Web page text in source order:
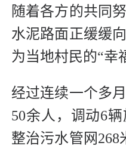
随着各方的共同
水泥路面正缓缓
为当地村民的“幸
经过连续一个多
50余人，调动6
整治污水管网268